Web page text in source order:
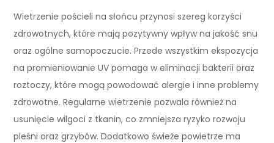
Wietrzenie pościeli na słońcu przynosi szereg korzyści
zdrowotnych, które mają pozytywny wpływ na jakość snu
oraz ogólne samopoczucie. Przede wszystkim ekspozycja
na promieniowanie UV pomaga w eliminacji bakterii oraz
roztoczy, które mogą powodować alergie i inne problemy
zdrowotne. Regularne wietrzenie pozwala również na
usunięcie wilgoci z tkanin, co zmniejsza ryzyko rozwoju
pleśni oraz grzybów. Dodatkowo świeże powietrze ma